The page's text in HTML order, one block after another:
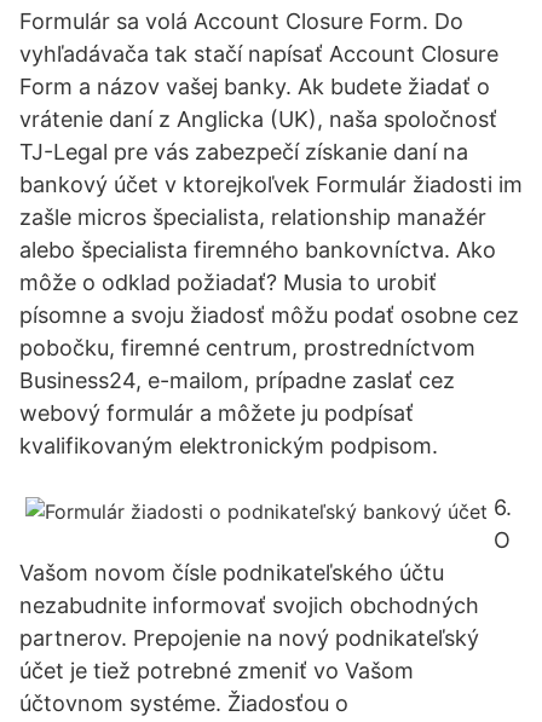
Formulár sa volá Account Closure Form. Do
vyhľadávača tak stačí napísať Account Closure
Form a názov vašej banky. Ak budete žiadať o
vrátenie daní z Anglicka (UK), naša spoločnosť
TJ-Legal pre vás zabezpečí získanie daní na
bankový účet v ktorejkoľvek Formulár žiadosti im
zašle micros špecialista, relationship manažér
alebo špecialista firemného bankovníctva. Ako
môže o odklad požiadať? Musia to urobiť
písomne a svoju žiadosť môžu podať osobne cez
pobočku, firemné centrum, prostredníctvom
Business24, e-mailom, prípadne zaslať cez
webový formulár a môžete ju podpísať
kvalifikovaným elektronickým podpisom.
6.
O
Vašom novom čísle podnikateľského účtu
nezabudnite informovať svojich obchodných
partnerov. Prepojenie na nový podnikateľský
účet je tiež potrebné zmeniť vo Vašom
účtovnom systéme. Žiadosťou o